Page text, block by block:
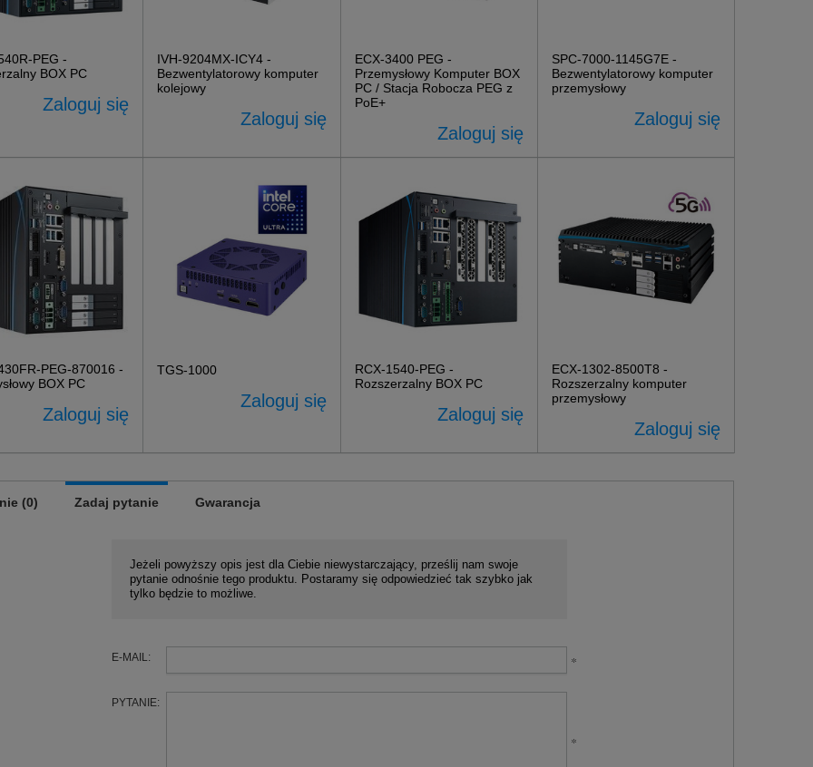
PEG -
BOX PC
Zaloguj się
IVH-9204MX-ICY4 -
Bezwentylatorowy komputer
kolejowy
Zaloguj się
ECX-3400 PEG -
Przemysłowy Komputer BOX
PC / Stacja Robocza PEG z
PoE+
Zaloguj się
SPC-7000-1145G7E -
Bezwentylatorowy komputer
przemysłowy
Zaloguj się
PEG-870016 -
BOX PC
Zaloguj się
TGS-1000
Zaloguj się
RCX-1540-PEG -
Rozszerzalny BOX PC
Zaloguj się
ECX-1302-8500T8 -
Rozszerzalny komputer
przemysłowy
Zaloguj się
(0) Zadaj pytanie Gwarancja
Jeżeli powyższy opis jest dla Ciebie niewystarczający, prześlij nam swoje
pytanie odnośnie tego produktu. Postaramy się odpowiedzieć tak szybko jak
tylko będzie to możliwe.
E-MAIL:
PYTANIE: